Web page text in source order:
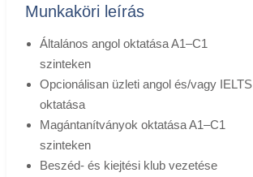
Munkaköri leírás
Általános angol oktatása A1–C1
szinteken
Opcionálisan üzleti angol és/vagy IELTS
oktatása
Magántanítványok oktatása A1–C1
szinteken
Beszéd- és kiejtési klub vezetése